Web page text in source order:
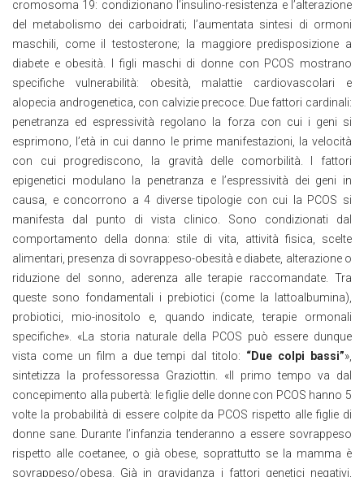
cromosoma 19: condizionano l’insulino-resistenza e l’alterazione
del metabolismo dei carboidrati; l’aumentata sintesi di ormoni
maschili, come il testosterone; la maggiore predisposizione a
diabete e obesità. I figli maschi di donne con PCOS mostrano
specifiche vulnerabilità: obesità, malattie cardiovascolari e
alopecia androgenetica, con calvizie precoce. Due fattori cardinali:
penetranza ed espressività regolano la forza con cui i geni si
esprimono, l’età in cui danno le prime manifestazioni, la velocità
con cui progrediscono, la gravità delle comorbilità. I fattori
epigenetici modulano la penetranza e l’espressività dei geni in
causa, e concorrono a 4 diverse tipologie con cui la PCOS si
manifesta dal punto di vista clinico. Sono condizionati dal
comportamento della donna: stile di vita, attività fisica, scelte
alimentari, presenza di sovrappeso-obesità e diabete, alterazione o
riduzione del sonno, aderenza alle terapie raccomandate. Tra
queste sono fondamentali i prebiotici (come la lattoalbumina),
probiotici, mio-inositolo e, quando indicate, terapie ormonali
specifiche». «La storia naturale della PCOS può essere dunque
vista come un film a due tempi dal titolo: “Due colpi bassi”»,
sintetizza la professoressa Graziottin. «Il primo tempo va dal
concepimento alla pubertà: le figlie delle donne con PCOS hanno 5
volte la probabilità di essere colpite da PCOS rispetto alle figlie di
donne sane. Durante l’infanzia tenderanno a essere sovrappeso
rispetto alle coetanee, o già obese, soprattutto se la mamma è
sovrappeso/obesa. Già in gravidanza i fattori genetici negativi,